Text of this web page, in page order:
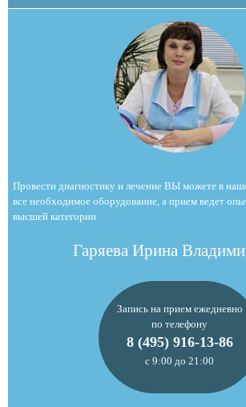
Провести диагностику и лечение ВЫ можете в
все необходимое оборудование, а прием ведет
высшей категории
Гаряева Ирина
Запись на прием ежедневно
по телефону
8 (495) 916-13-86
с 9:00 до 21:00